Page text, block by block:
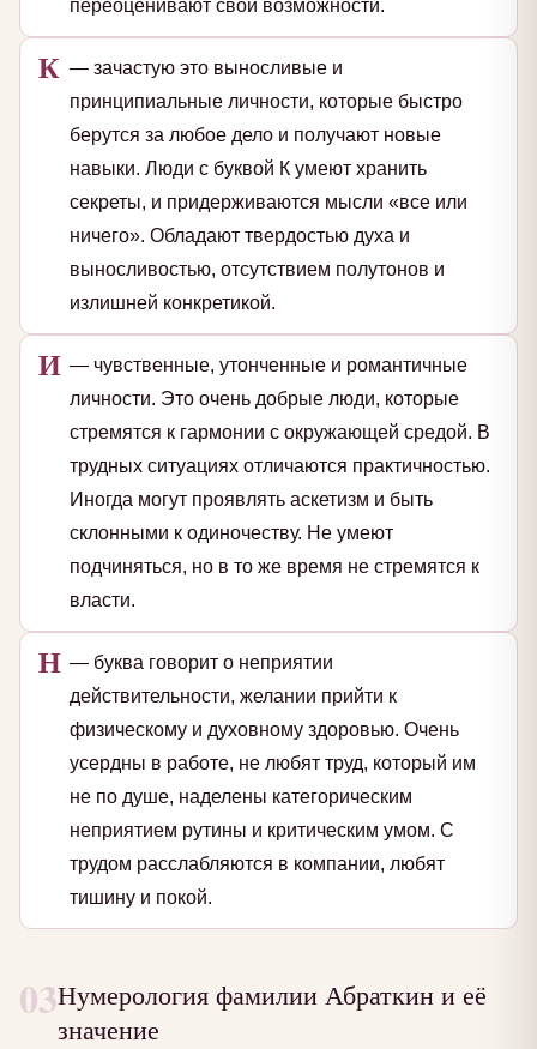
переоценивают свои возможности.
К — зачастую это выносливые и
принципиальные личности, которые быстро
берутся за любое дело и получают новые
навыки. Люди с буквой К умеют хранить
секреты, и придерживаются мысли «все или
ничего». Обладают твердостью духа и
выносливостью, отсутствием полутонов и
излишней конкретикой.
И — чувственные, утонченные и романтичные
личности. Это очень добрые люди, которые
стремятся к гармонии с окружающей средой. В
трудных ситуациях отличаются практичностью.
Иногда могут проявлять аскетизм и быть
склонными к одиночеству. Не умеют
подчиняться, но в то же время не стремятся к
власти.
Н — буква говорит о неприятии
действительности, желании прийти к
физическому и духовному здоровью. Очень
усердны в работе, не любят труд, который им
не по душе, наделены категорическим
неприятием рутины и критическим умом. С
трудом расслабляются в компании, любят
тишину и покой.
03Нумерология фамилии Абраткин и её
значение